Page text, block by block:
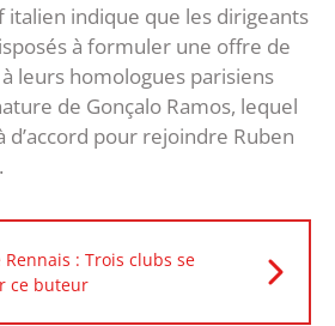
indique que les dirigeants
à formuler une offre de
leurs homologues parisiens
de Gonçalo Ramos, lequel
d’accord pour rejoindre Ruben
: Trois clubs se
ce buteur